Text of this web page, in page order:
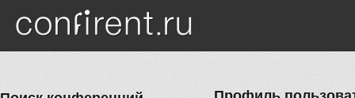
Перейти к основному содержанию